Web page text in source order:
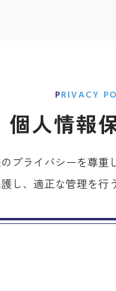
PRIVACY
個人情報
プライバシーを尊重
し、適正な管理を行